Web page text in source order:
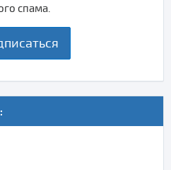
спама.